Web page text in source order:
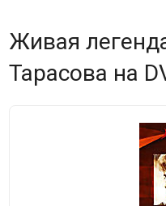
Живая
Тарасова на